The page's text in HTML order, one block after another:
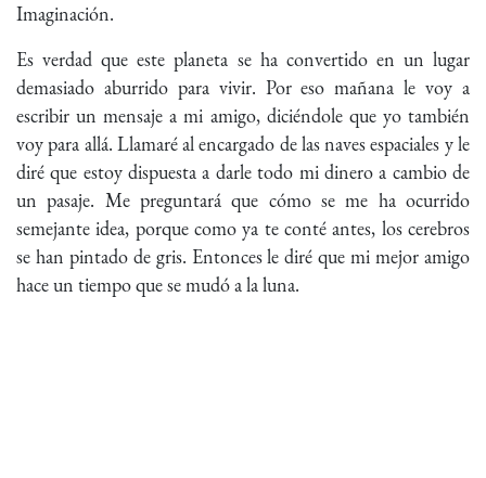
Imaginación.
Es verdad que este planeta se ha convertido en un lugar
demasiado aburrido para vivir. Por eso mañana le voy a
escribir un mensaje a mi amigo, diciéndole que yo también
voy para allá. Llamaré al encargado de las naves espaciales y le
diré que estoy dispuesta a darle todo mi dinero a cambio de
un pasaje. Me preguntará que cómo se me ha ocurrido
semejante idea, porque como ya te conté antes, los cerebros
se han pintado de gris. Entonces le diré que mi mejor amigo
hace un tiempo que se mudó a la luna.